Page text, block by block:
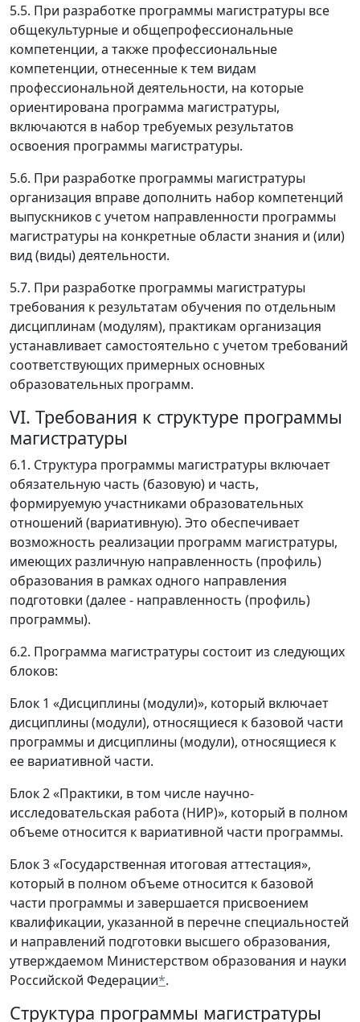
5.5. При разработке программы магистратуры все
общекультурные и общепрофессиональные
компетенции, а также профессиональные
компетенции, отнесенные к тем видам
профессиональной деятельности, на которые
ориентирована программа магистратуры,
включаются в набор требуемых результатов
освоения программы магистратуры.
5.6. При разработке программы магистратуры
организация вправе дополнить набор компетенций
выпускников с учетом направленности программы
магистратуры на конкретные области знания и (или)
вид (виды) деятельности.
5.7. При разработке программы магистратуры
требования к результатам обучения по отдельным
дисциплинам (модулям), практикам организация
устанавливает самостоятельно с учетом требований
соответствующих примерных основных
образовательных программ.
VI. Требования к структуре программы
магистратуры
6.1. Структура программы магистратуры включает
обязательную часть (базовую) и часть,
формируемую участниками образовательных
отношений (вариативную). Это обеспечивает
возможность реализации программ магистратуры,
имеющих различную направленность (профиль)
образования в рамках одного направления
подготовки (далее - направленность (профиль)
программы).
6.2. Программа магистратуры состоит из следующих
блоков:
Блок 1 «Дисциплины (модули)», который включает
дисциплины (модули), относящиеся к базовой части
программы и дисциплины (модули), относящиеся к
ее вариативной части.
Блок 2 «Практики, в том числе научно-
исследовательская работа (НИР)», который в полном
объеме относится к вариативной части программы.
Блок 3 «Государственная итоговая аттестация»,
который в полном объеме относится к базовой
части программы и завершается присвоением
квалификации, указанной в перечне специальностей
и направлений подготовки высшего образования,
утверждаемом Министерством образования и науки
Российской Федерации*.
Структура программы магистратуры